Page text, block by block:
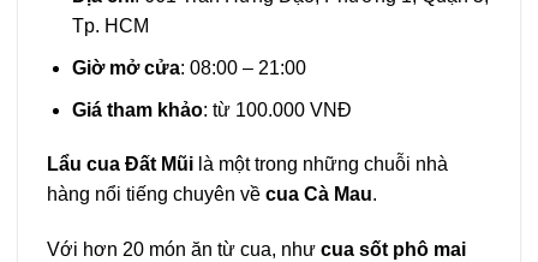
Tp. HCM
Giờ mở cửa: 08:00 – 21:00
Giá tham khảo: từ 100.000 VNĐ
Lẩu cua Đất Mũi là một trong những chuỗi nhà
hàng nổi tiếng chuyên về cua Cà Mau.
Với hơn 20 món ăn từ cua, như cua sốt phô mai